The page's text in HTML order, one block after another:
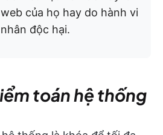
của họ hay do hành vi
độc hại.
toán hệ thống